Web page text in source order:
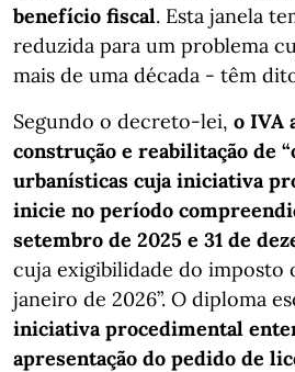
benefício fiscal. Esta janela
reduzida para um problema
mais de uma década - têm
Segundo o decreto-lei, o IVA
construção e reabilitação de
urbanísticas cuja iniciativa
inicie no período
setembro de 2025 e 31 de
cuja exigibilidade do imposto
janeiro de 2026”. O diploma
iniciativa procedimental
apresentação do pedido de